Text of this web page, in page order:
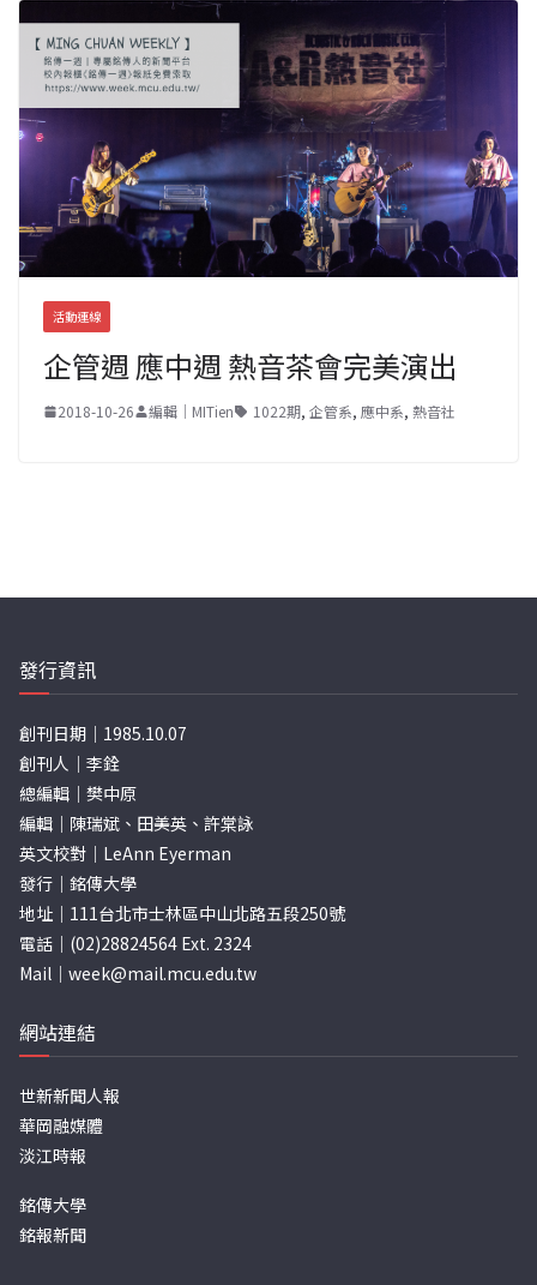
活動連線
企管週 應中週 熱音茶會完美演出
2018-10-26 編輯｜MITien 1022期, 企管系, 應中系, 熱音社
發行資訊
創刊日期｜1985.10.07
創刊人｜李銓
總編輯｜樊中原
編輯｜陳瑞斌、田美英、許棠詠
英文校對｜LeAnn Eyerman
發行｜銘傳大學
地址｜111台北市士林區中山北路五段250號
電話｜(02)28824564 Ext. 2324
Mail｜ week@mail.mcu.edu.tw
網站連結
世新新聞人報
華岡融媒體
淡江時報
銘傳大學
銘報新聞